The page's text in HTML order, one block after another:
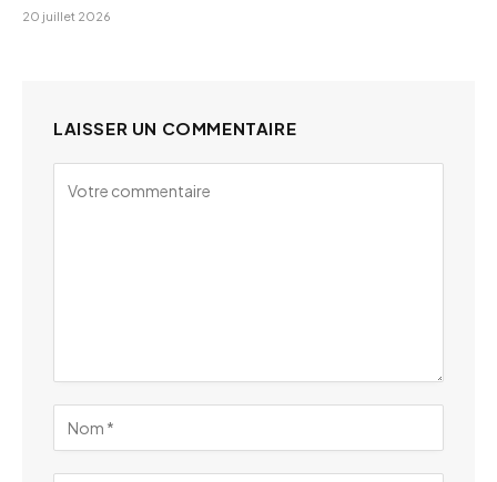
20 juillet 2026
LAISSER UN COMMENTAIRE